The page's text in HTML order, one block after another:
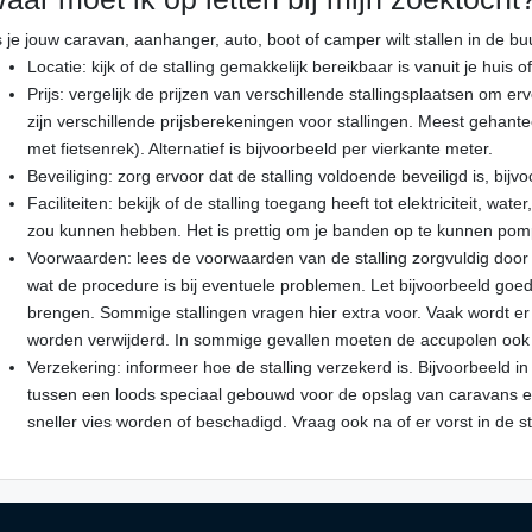
je jouw caravan, aanhanger, auto, boot of camper wilt stallen in de
Locatie: kijk of de stalling gemakkelijk bereikbaar is vanuit je huis
Prijs: vergelijk de prijzen van verschillende stallingsplaatsen om
zijn verschillende prijsberekeningen voor stallingen. Meest
met fietsenrek). Alternatief is bijvoorbeeld per vierkante meter.
Beveiliging: zorg ervoor dat de stalling voldoende beveiligd is,
Faciliteiten: bekijk of de stalling toegang heeft tot elektriciteit,
zou kunnen hebben. Het is prettig om je banden op te kunnen
Voorwaarden: lees de voorwaarden van de stalling zorgvuldig
wat de procedure is bij eventuele problemen. Let bijvoorbeeld
brengen. Sommige stallingen vragen hier extra voor. Vaak wordt
worden verwijderd. In sommige gevallen moeten de accupolen
Verzekering: informeer hoe de stalling verzekerd is. Bijvoorbeeld
tussen een loods speciaal gebouwd voor de opslag van caravans
sneller vies worden of beschadigd. Vraag ook na of er vorst in de